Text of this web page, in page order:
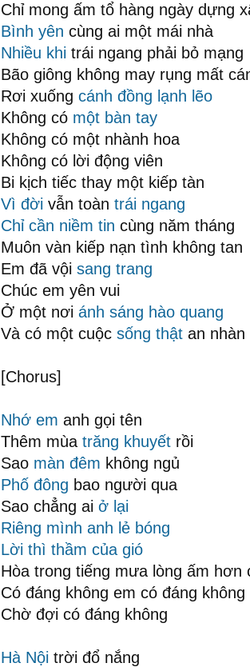
Chỉ mong ấm tổ hàng ngày dựng
Bình yên cùng ai một mái nhà
Nhiều khi trái ngang phải bỏ mạng
Bão giông không may rụng mất
Rơi xuống cánh đồng lạnh lẽo
Không có một bàn tay
Không có một nhành hoa
Không có lời động viên
Bi kịch tiếc thay một kiếp tàn
Vì đời vẫn toàn trái ngang
Chỉ cần niềm tin cùng năm tháng
Muôn vàn kiếp nạn tình không tan
Em đã vội sang trang
Chúc em yên vui
Ở một nơi ánh sáng hào quang
Và có một cuộc sống thật an nhàn
[Chorus]
Nhớ em anh gọi tên
Thêm mùa trăng khuyết rồi
Sao màn đêm không ngủ
Phố đông bao người qua
Sao chẳng ai ở lại
Riêng mình anh lẻ bóng
Lời thì thầm của gió
Hòa trong tiếng mưa lòng ấm hơn
Có đáng không em có đáng không
Chờ đợi có đáng không
Hà Nội trời đổ nắng